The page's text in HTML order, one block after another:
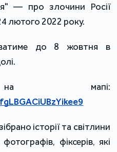
— про злочини Росії
лютого 2022 року.
до 8 жовтня в
на мапі:
історії та світлини
фіксерів, які